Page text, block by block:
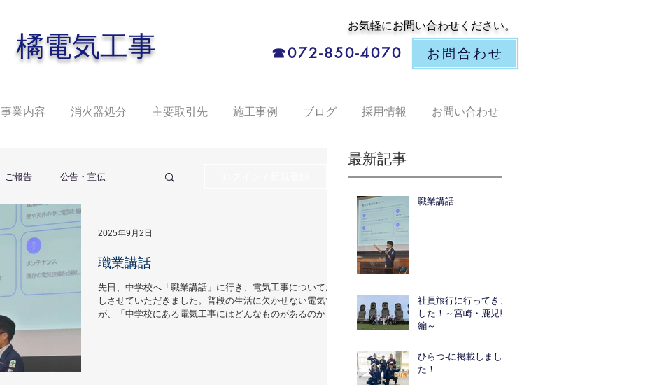
橘電気工事
​お気軽にお問い合わせください。
☎072-850-4070 お問合わせ
事業内容 消火器処分 主要取引先 施工事例 ブログ 採用情報 お問い合わせ
ご報告 公告・宣伝
職業講話
先日、中学校へ「職業講話」に行き、電気工事についてお話
しさせていただきました。普段の生活に欠かせない電気です
が、「中学校にある電気工事にはどんなものがあるのか？」
2025年9月2日
最新記事
職業講話
社員旅行に行ってきま
した！～宮崎・鹿児島
編～
ひらつ-に掲載しまし
た！